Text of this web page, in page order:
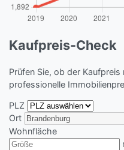
Kaufpreis-Check
Prüfen Sie, ob der
professionelle
PLZ
Ort
Wohnfläche